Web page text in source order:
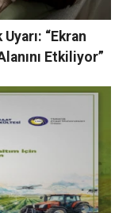
“Ekran
Etkiliyor”